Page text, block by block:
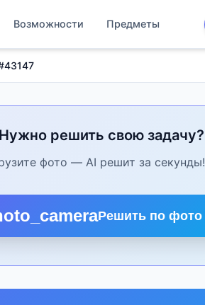
Возможности Предметы
решить свою задачу?
фото — AI решит за секунды!
Решить по фото